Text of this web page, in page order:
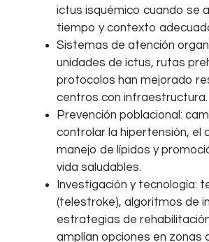
ictus isquémico cuando se
tiempo y contexto
Sistemas de atención
unidades de ictus, rutas
protocolos han mejorado
centros con infraestructura.
Prevención poblacional:
controlar la hipertensión, el
manejo de lípidos y
vida saludables.
Investigación y tecnología:
(telestroke), algoritmos de
estrategias de
amplían opciones en zonas